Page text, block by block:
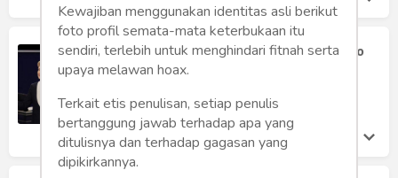
Robohnya Koalisi Kami, Lain Prabowo
Lain Hillary
Jumat 7 Jun, 2019
Kewajiban menggunakan identitas asli berikut
foto profil semata-mata keterbukaan itu
sendiri, terlebih untuk menghindari fitnah serta
upaya melawan hoax.
Terkait etis penulisan, setiap penulis
bertanggung jawab terhadap apa yang
ditulisnya dan terhadap gagasan yang
dipikirkannya.